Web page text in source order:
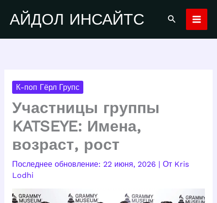
содержимому
АЙДОЛ ИНСАЙТС Поиск
К-поп Гёрл Групс
Участницы группы
KATSEYE: Имена,
возраст, рост
22 июня, 2026 | От Kris
Lodhi